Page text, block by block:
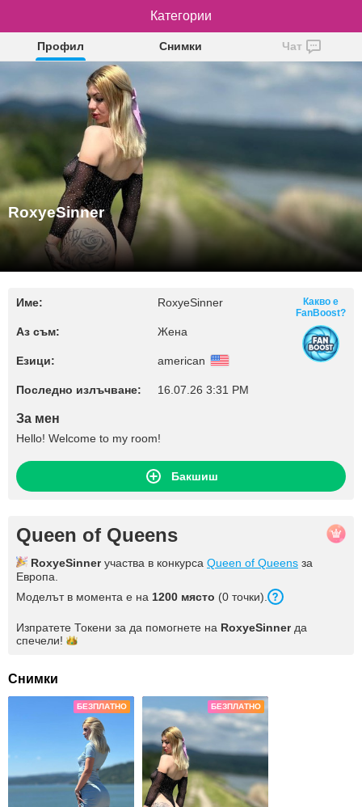
RoxyeSinner
Профил Снимки Чат
RoxyeSinner
Име: RoxyeSinner
Аз съм: Жена
Езици: american
Последно излъчване: 16.07.26 3:31 PM
Какво е
FanBoost?
За мен
Hello! Welcome to my room!
Бакшиш
Queen of Queens
RoxyeSinner участва в конкурса Queen of Queens за
Европа.
Моделът в момента е на 1200 място (0 точки).
Изпратете Токени за да помогнете на RoxyeSinner да
спечели!
Снимки
БЕЗПЛАТНО БЕЗПЛАТНО
Категории